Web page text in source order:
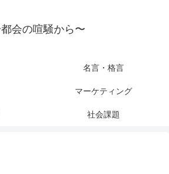
会の喧騒から〜
名言・格言
マーケティング
社会課題